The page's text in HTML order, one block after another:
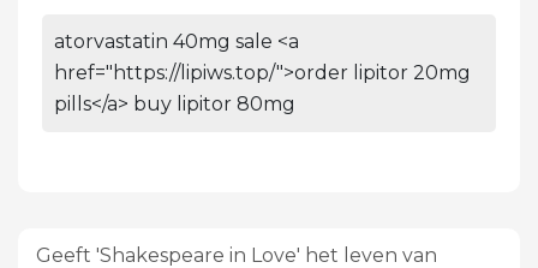
atorvastatin 40mg sale <a
href="https://lipiws.top/">order lipitor 20mg
pills</a> buy lipitor 80mg
Geeft 'Shakespeare in Love' het leven van